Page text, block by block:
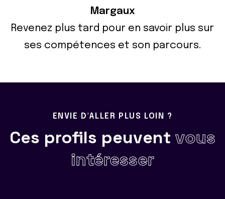
Margaux
Revenez plus tard pour en savoir plus sur
ses compétences et son parcours.
ENVIE D'ALLER PLUS LOIN ?
Ces profils peuvent vous
intéresser